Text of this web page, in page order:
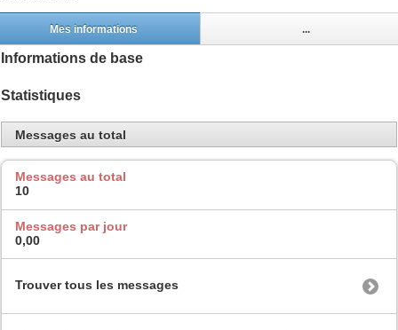
Mes informations ...
Informations de base
Statistiques
Messages au total
Messages au total
10
Messages par jour
0,00
Trouver tous les messages